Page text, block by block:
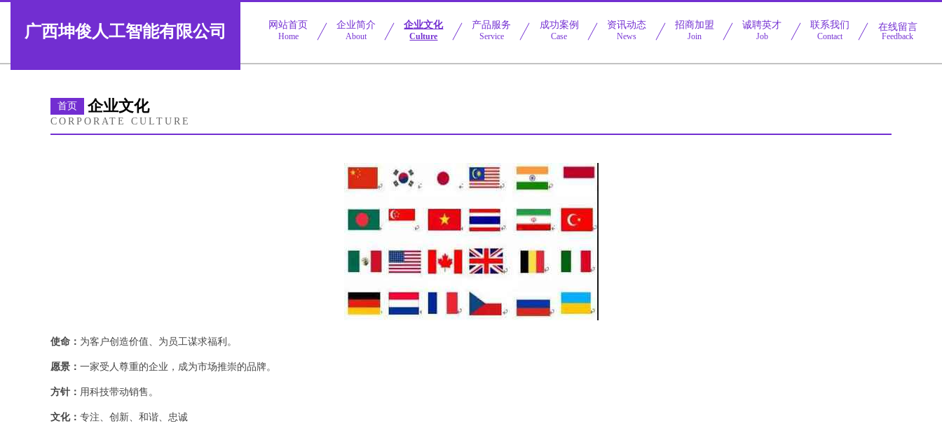
广西坤俊人工智能有限公司 网站首页
Home
企业简介
About
企业文化
Culture
产品服务
Service
成功案例
Case
资讯动态
News
招商加盟
Join
诚聘英才
Job
联系我们
Contact
在线留言
Feedback
首页 企业文化
CORPORATE CULTURE
使命： 为客户创造价值、为员工谋求福利。
愿景： 一家受人尊重的企业，成为市场推崇的品牌。
方针： 用科技带动销售。
文化： 专注、创新、和谐、忠诚